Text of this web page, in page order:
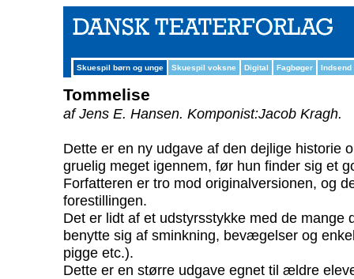
Skuespil børn og unge Skuespil voksne Digital Fagbøger Indsend
Tommelise
af Jens E. Hansen. Komponist:Jacob Kragh.
Dette er en ny udgave af den dejlige historie
gruelig meget igennem, før hun finder sig et
Forfatteren er tro mod originalversionen, og
forestillingen.
Det er lidt af et udstyrsstykke med de mange
benytte sig af sminkning, bevægelser og
pigge etc.).
Dette er en større udgave egnet til ældre